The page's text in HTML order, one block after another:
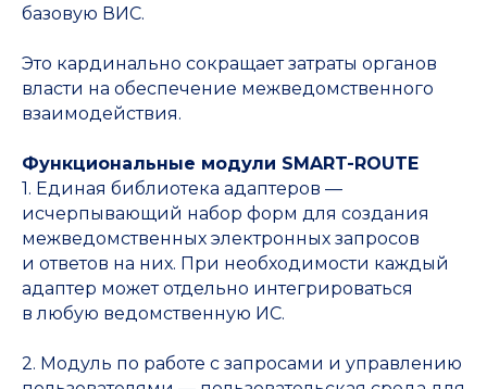
базовую ВИС.
Это кардинально сокращает затраты органов
власти на обеспечение межведомственного
взаимодействия.
Функциональные модули SMART-ROUTE
1. Единая библиотека адаптеров —
исчерпывающий набор форм для создания
межведомственных электронных запросов
и ответов на них. При необходимости каждый
адаптер может отдельно интегрироваться
в любую ведомственную ИС.
2. Модуль по работе с запросами и управлению